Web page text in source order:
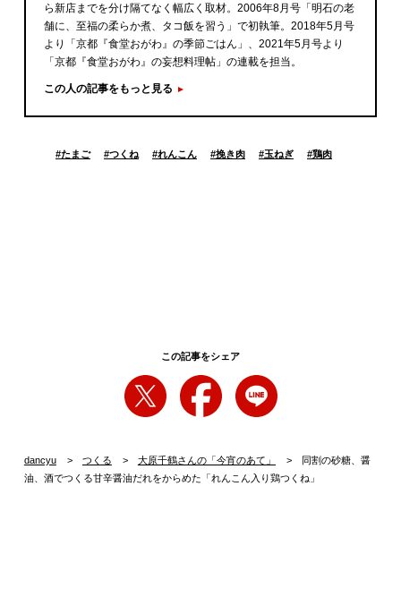
ら新店までを分け隔てなく幅広く取材。2006年8月号「明石の老
舗に、至福の柔らか煮、タコ飯を習う」で初執筆。2018年5月号
より「京都『食堂おがわ』の季節ごはん」、2021年5月号より
「京都『食堂おがわ』の妄想料理帖」の連載を担当。
この人の記事をもっと見る
#たまご #つくね #れんこん #挽き肉 #玉ねぎ #鶏肉
この記事をシェア
dancyu つくる 大原千鶴さんの「今宵のあて」
同割の砂糖、醤
油、酒でつくる甘辛醤油だれをからめた「れんこん入り鶏つくね」